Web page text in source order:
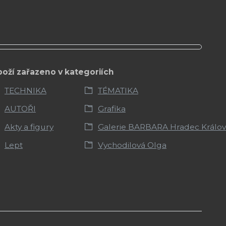
zařazeno v kategoriích
TECHNIKA
TÉMATIKA
AUTOŘI
Grafika
Akty a figury
Galerie BARBARA Hradec
Lept
Vychodilová Olga